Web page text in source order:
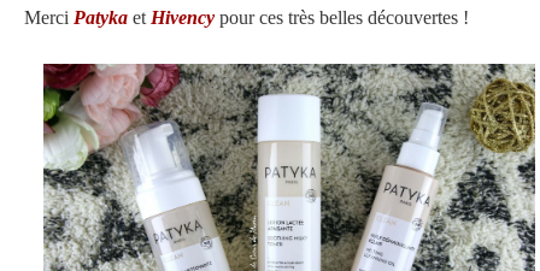
Merci Patyka et Hivency pour ces très belles découvertes !